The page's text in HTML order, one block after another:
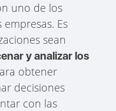
uno de los
Es
sean
y analizar los
obtener
decisiones
con las